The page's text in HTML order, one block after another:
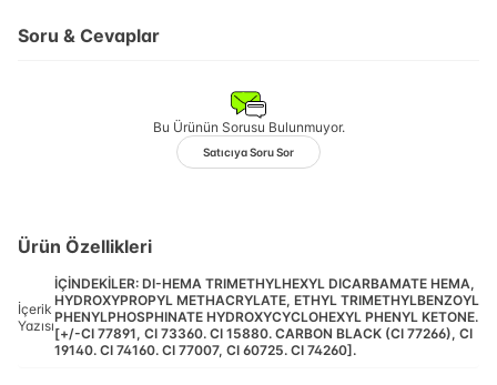
Soru & Cevaplar
Bu Ürünün Sorusu Bulunmuyor.
Satıcıya Soru Sor
Ürün Özellikleri
İçerik
Yazısı
İÇİNDEKİLER: DI-HEMA TRIMETHYLHEXYL DICARBAMATE HEMA,
HYDROXYPROPYL METHACRYLATE, ETHYL TRIMETHYLBENZOYL
PHENYLPHOSPHINATE HYDROXYCYCLOHEXYL PHENYL KETONE.
[+/-CI 77891, CI 73360. CI 15880. CARBON BLACK (CI 77266), CI
19140. CI 74160. CI 77007, CI 60725. CI 74260].